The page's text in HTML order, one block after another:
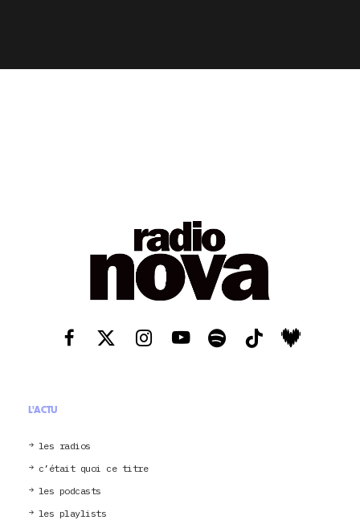
L'ACTU
les radios
c’était quoi ce titre
les podcasts
les playlists